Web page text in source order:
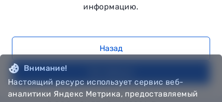
информацию.
Назад
Внимание!
Настоящий ресурс использует сервис веб-
аналитики Яндекс Метрика, предоставляемый